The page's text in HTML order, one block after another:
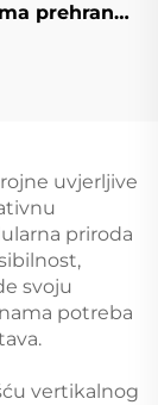
prehrane i
uvjerljive
priroda
svoju
potreba
vertikalnog